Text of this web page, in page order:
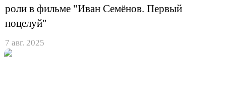
роли в фильме "Иван Семёнов. Первый
поцелуй"
7 авг. 2025